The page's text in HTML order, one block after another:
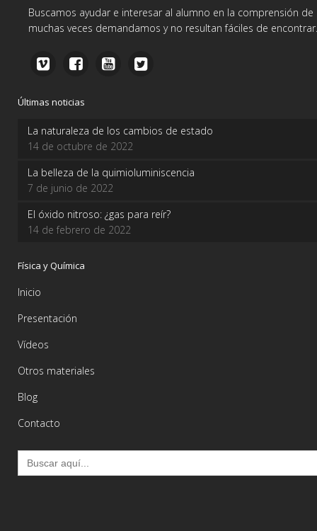
Buscamos ayudar e interesar al alumno en la comprensión
muchas veces demandamos y no resultan fáciles de encontrar.
Últimas noticias
La naturaleza de los cambios de estado
14 de octubre de 2022
La belleza de la quimioluminiscencia
7 de junio de 2022
El óxido nitroso: ¿gas para reír?
14 de febrero de 2022
Física y Química
Inicio
Presentación
Vídeos
Otros materiales
Blog
Contacto
Buscar: